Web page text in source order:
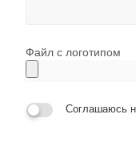
Файл с логотипом
Соглашаюсь